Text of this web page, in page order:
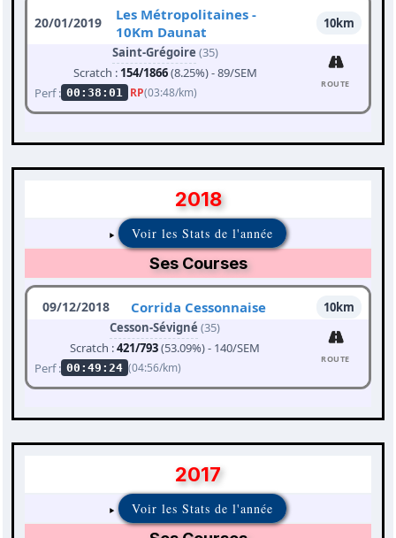
20/01/2019
Les Métropolitaines -
10Km Daunat
10km
Saint-Grégoire (35)
Scratch : 154/1866(8.25%) - 89/SEM
Perf : 00:38:01 RP(03:48/km)
ROUTE
2018
Voir les Stats de l'année
Ses Courses
09/12/2018 Corrida Cessonnaise
10km
Cesson-Sévigné (35)
Scratch :421/793(53.09%) - 140/SEM
Perf : 00:49:24 (04:56/km)
ROUTE
2017
Voir les Stats de l'année